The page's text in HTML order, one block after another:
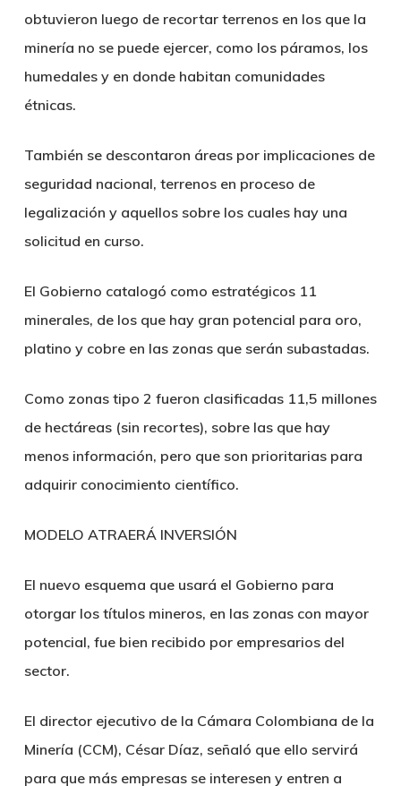
obtuvieron luego de recortar terrenos en los que la
minería no se puede ejercer, como los páramos, los
humedales y en donde habitan comunidades
étnicas.
También se descontaron áreas por implicaciones de
seguridad nacional, terrenos en proceso de
legalización y aquellos sobre los cuales hay una
solicitud en curso.
El Gobierno catalogó como estratégicos 11
minerales, de los que hay gran potencial para oro,
platino y cobre en las zonas que serán subastadas.
Como zonas tipo 2 fueron clasificadas 11,5 millones
de hectáreas (sin recortes), sobre las que hay
menos información, pero que son prioritarias para
adquirir conocimiento científico.
MODELO ATRAERÁ INVERSIÓN
El nuevo esquema que usará el Gobierno para
otorgar los títulos mineros, en las zonas con mayor
potencial, fue bien recibido por empresarios del
sector.
El director ejecutivo de la Cámara Colombiana de la
Minería (CCM), César Díaz, señaló que ello servirá
para que más empresas se interesen y entren a